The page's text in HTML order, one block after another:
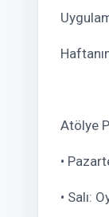
Atölye
•
• Salı: